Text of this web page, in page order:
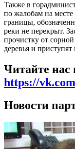
Также в
по жалобам на
границы,
реки не перекрыт.
прочистку от
деревья и приступят
Читайте нас
https://
Новости